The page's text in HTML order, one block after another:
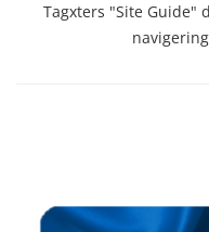
Tagxters "Site Guide"